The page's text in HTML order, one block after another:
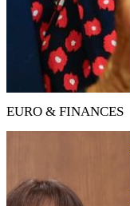
EURO & FINANCES